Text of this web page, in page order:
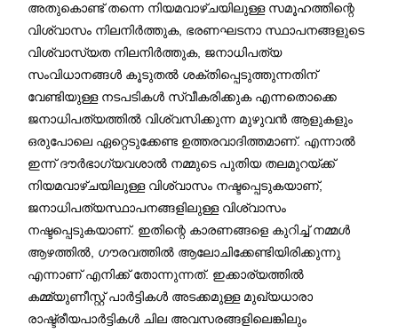
അതുകൊണ്ട് തന്നെ നിയമവാഴ്ചയിലുള്ള സമൂഹത്തിന്റെ
വിശ്വാസം നിലനിര്‍ത്തുക, ഭരണഘടനാ സ്ഥാപനങ്ങളുടെ
വിശ്വാസ്യത നിലനിര്‍ത്തുക, ജനാധിപത്യ
സംവിധാനങ്ങള്‍ കൂടുതല്‍ ശക്തിപ്പെടുത്തുന്നതിന്
വേണ്ടിയുള്ള നടപടികള്‍ സ്വീകരിക്കുക എന്നതൊക്കെ
ജനാധിപത്യത്തില്‍ വിശ്വസിക്കുന്ന മുഴുവന്‍ ആളുകളും
ഒരുപോലെ ഏറ്റെടുക്കേണ്ട ഉത്തരവാദിത്തമാണ്. എന്നാല്‍
ഇന്ന് ദൗര്‍ഭാഗ്യവശാല്‍ നമ്മുടെ പുതിയ തലമുറയ്ക്ക്
നിയമവാഴ്ചയിലുള്ള വിശ്വാസം നഷ്ടപ്പെടുകയാണ്,
ജനാധിപത്യസ്ഥാപനങ്ങളിലുള്ള വിശ്വാസം
നഷ്ടപ്പെടുകയാണ്. ഇതിന്റെ കാരണങ്ങളെ കുറിച്ച് നമ്മള്‍
ആഴത്തില്‍, ഗൗരവത്തില്‍ ആലോചിക്കേണ്ടിയിരിക്കുന്നു
എന്നാണ് എനിക്ക് തോന്നുന്നത്. ഇക്കാര്യത്തില്‍
കമ്മ്യുണീസ്റ്റ് പാര്‍ട്ടികള്‍ അടക്കമുള്ള മുഖ്യധാരാ
രാഷ്ട്രീയപാര്‍ട്ടികള്‍ ചില അവസരങ്ങളിലെങ്കിലും